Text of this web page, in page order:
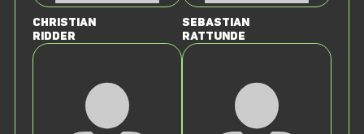
Christian
Ridder
Sebastian
Rattunde